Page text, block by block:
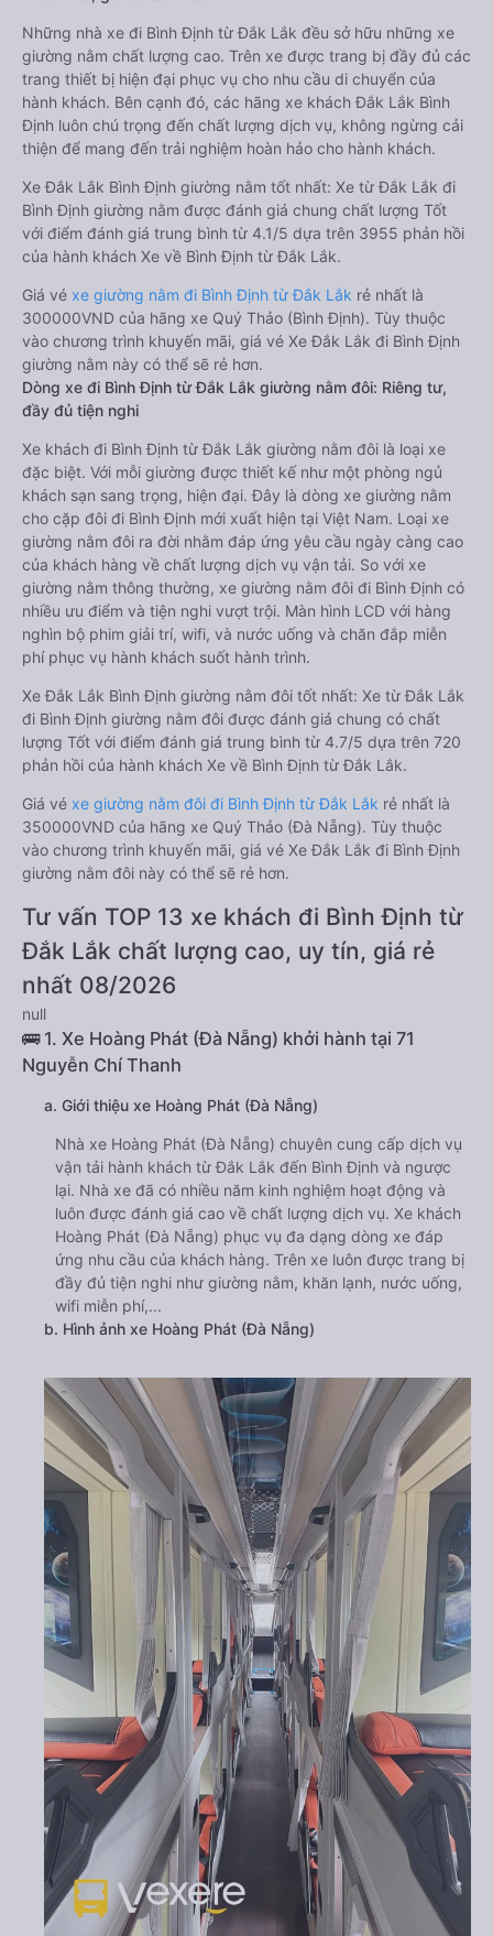
Những nhà xe đi Bình Định từ Đắk Lắk đều sở hữu những xe
giường nằm chất lượng cao. Trên xe được trang bị đầy đủ các
trang thiết bị hiện đại phục vụ cho nhu cầu di chuyển của
hành khách. Bên cạnh đó, các hãng xe khách Đắk Lắk Bình
Định luôn chú trọng đến chất lượng dịch vụ, không ngừng cải
thiện để mang đến trải nghiệm hoàn hảo cho hành khách.
Xe Đắk Lắk Bình Định giường nằm tốt nhất: Xe từ Đắk Lắk đi
Bình Định giường nằm được đánh giá chung chất lượng Tốt
với điểm đánh giá trung bình từ 4.1/5 dựa trên 3955 phản hồi
của hành khách Xe về Bình Định từ Đắk Lắk.
Giá vé xe giường nằm đi Bình Định từ Đắk Lắk rẻ nhất là
300000VND của hãng xe Quý Thảo (Bình Định). Tùy thuộc
vào chương trình khuyến mãi, giá vé Xe Đắk Lắk đi Bình Định
giường nằm này có thể sẽ rẻ hơn.
Dòng xe đi Bình Định từ Đắk Lắk giường nằm đôi: Riêng tư,
đầy đủ tiện nghi
Xe khách đi Bình Định từ Đắk Lắk giường nằm đôi là loại xe
đặc biệt. Với mỗi giường được thiết kế như một phòng ngủ
khách sạn sang trọng, hiện đại. Đây là dòng xe giường nằm
cho cặp đôi đi Bình Định mới xuất hiện tại Việt Nam. Loại xe
giường nằm đôi ra đời nhằm đáp ứng yêu cầu ngày càng cao
của khách hàng về chất lượng dịch vụ vận tải. So với xe
giường nằm thông thường, xe giường nằm đôi đi Bình Định có
nhiều ưu điểm và tiện nghi vượt trội. Màn hình LCD với hàng
nghìn bộ phim giải trí, wifi, và nước uống và chăn đắp miễn
phí phục vụ hành khách suốt hành trình.
Xe Đắk Lắk Bình Định giường nằm đôi tốt nhất: Xe từ Đắk Lắk
đi Bình Định giường nằm đôi được đánh giá chung có chất
lượng Tốt với điểm đánh giá trung bình từ 4.7/5 dựa trên 720
phản hồi của hành khách Xe về Bình Định từ Đắk Lắk.
Giá vé xe giường nằm đôi đi Bình Định từ Đắk Lắk rẻ nhất là
350000VND của hãng xe Quý Thảo (Đà Nẵng). Tùy thuộc
vào chương trình khuyến mãi, giá vé Xe Đắk Lắk đi Bình Định
giường nằm đôi này có thể sẽ rẻ hơn.
Tư vấn TOP 13 xe khách đi Bình Định từ
Đắk Lắk chất lượng cao, uy tín, giá rẻ
nhất 08/2026
null
🚌 1. Xe Hoàng Phát (Đà Nẵng) khởi hành tại 71
Nguyễn Chí Thanh
a. Giới thiệu xe Hoàng Phát (Đà Nẵng)
Nhà xe Hoàng Phát (Đà Nẵng) chuyên cung cấp dịch vụ
vận tải hành khách từ Đắk Lắk đến Bình Định và ngược
lại. Nhà xe đã có nhiều năm kinh nghiệm hoạt động và
luôn được đánh giá cao về chất lượng dịch vụ. Xe khách
Hoàng Phát (Đà Nẵng) phục vụ đa dạng dòng xe đáp
ứng nhu cầu của khách hàng. Trên xe luôn được trang bị
đầy đủ tiện nghi như giường nằm, khăn lạnh, nước uống,
wifi miễn phí,...
b. Hình ảnh xe Hoàng Phát (Đà Nẵng)